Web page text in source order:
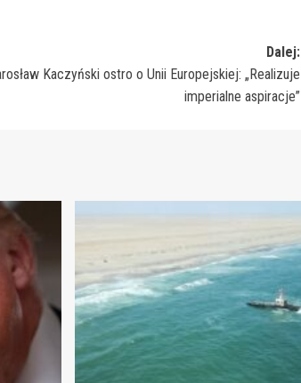
Dalej:
Kaczyński ostro o Unii Europejskiej: „Realizuje
imperialne aspiracje”